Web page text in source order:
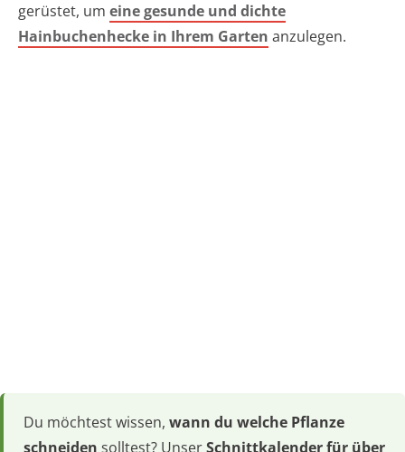
gerüstet, um eine gesunde und dichte
Hainbuchenhecke in Ihrem Garten anzulegen.
Du möchtest wissen, wann du welche Pflanze
schneiden solltest? UnserSchnittkalender für über